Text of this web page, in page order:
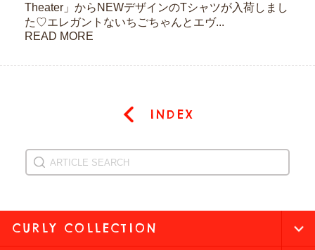
Theater」からNEWデザインのTシャツが入荷しまし
た♡エレガントないちごちゃんとエヴ...
READ MORE
INDEX
CURLY COLLECTION